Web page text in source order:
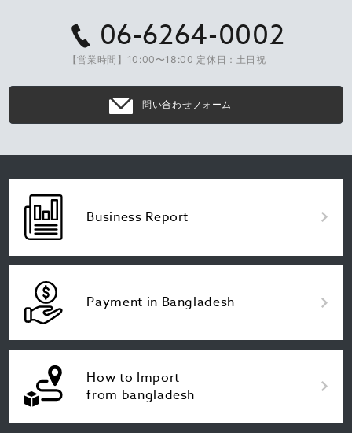
06-6264-0002
【営業時間】10:00〜18:00 定休日：土日祝
問い合わせフォーム
Business Report
Payment in Bangladesh
How to Import
from bangladesh